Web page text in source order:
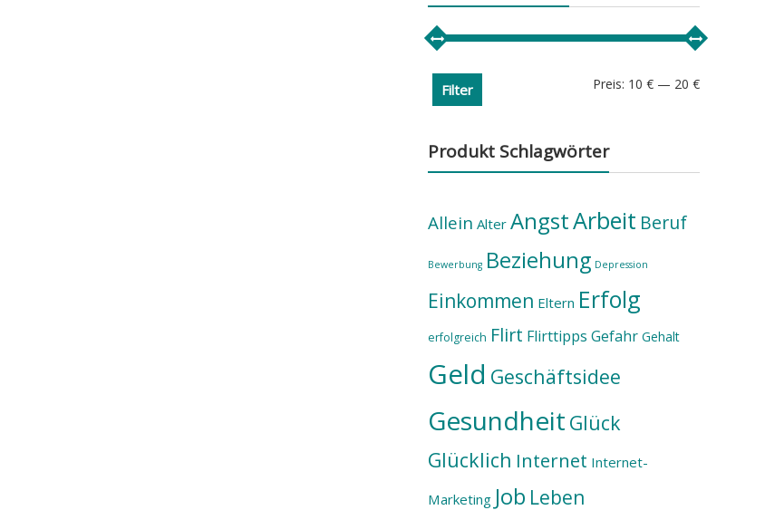
Min.
Max.
Filter Preis: 10 € — 20 €
Produkt Schlagwörter
Allein Alter AngstArbeit Beruf
Bewerbung Beziehung Depression
Einkommen Eltern Erfolg
erfolgreich Flirt Flirttipps Gefahr Gehalt
Geld Geschäftsidee
Gesundheit Glück
Glücklich Internet Internet-
Marketing Job Leben